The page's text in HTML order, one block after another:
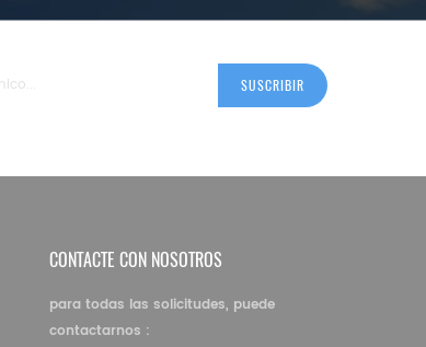
CONTACTE CON NOSOTROS
para todas las solicitudes, puede
contactarnos :